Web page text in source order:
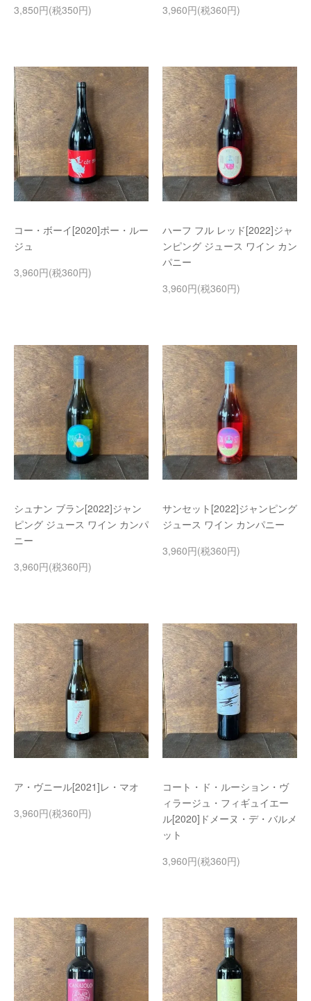
3,850円(税350円) 3,960円(税360円)
コー・ボーイ[2020]ポー・ルー
ジュ
3,960円(税360円)
ハーフ フル レッド[2022]ジャ
ンピング ジュース ワイン カン
パニー
3,960円(税360円)
シュナン ブラン[2022]ジャン
ピング ジュース ワイン カンパ
ニー
3,960円(税360円)
サンセット[2022]ジャンピング
ジュース ワイン カンパニー
3,960円(税360円)
ア・ヴニール[2021]レ・マオ
3,960円(税360円)
コート・ド・ルーション・ヴ
ィラージュ・フィギュイエー
ル[2020]ドメーヌ・デ・バルメ
ット
3,960円(税360円)